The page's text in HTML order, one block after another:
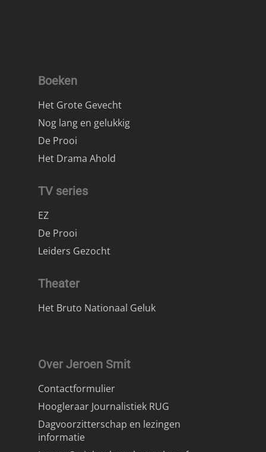
Boeken
Het Grote Gevecht
Nog lang en gelukkig
De Prooi
Het Drama Ahold
TV series
EZ
De Prooi
Leiders Gezocht
Theater
Het Bruto Nationaal Geluk
Over Jeroen Smit
Contactformulier
Hoogleraar Journalistiek RUG
Dagvoorzitterschap en lezingen
informatie